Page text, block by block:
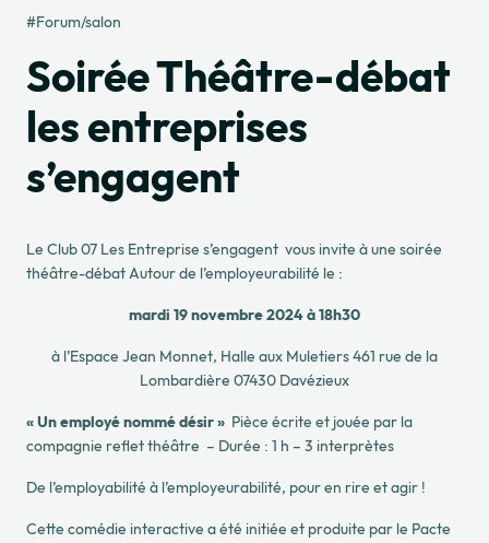
#Forum/salon
Soirée Théâtre-débat
les entreprises
s’engagent
Le Club 07 Les Entreprise s’engagent vous invite à une soirée
théâtre-débatAutour de l’employeurabilité le :
mardi 19 novembre 2024 à 18h30
à l’Espace Jean Monnet, Halle aux Muletiers 461 rue de la
Lombardière 07430 Davézieux
« Un employé nommé désir » Pièce écrite et jouée par la
compagnie reflet théâtre – Durée : 1 h – 3 interprètes
De l’employabilité à l’employeurabilité, pour en rire et agir !
Cette comédie interactive a été initiée et produite par le Pacte